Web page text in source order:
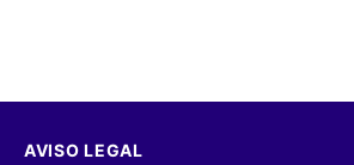
AVISO LEGAL